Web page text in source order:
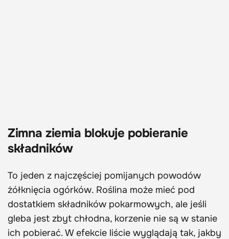
Zimna ziemia blokuje pobieranie
składników
To jeden z najczęściej pomijanych powodów
żółknięcia ogórków. Roślina może mieć pod
dostatkiem składników pokarmowych, ale jeśli
gleba jest zbyt chłodna, korzenie nie są w stanie
ich pobierać. W efekcie liście wyglądają tak, jakby